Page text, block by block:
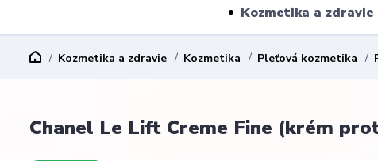
Kozmetika a zdravie
Kozmetika a zdravie Kozmetika Pleťová kozmetika
Chanel Le Lift Creme Fine (krém